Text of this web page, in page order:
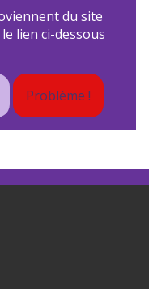
du site
lien ci-dessous
Problème !